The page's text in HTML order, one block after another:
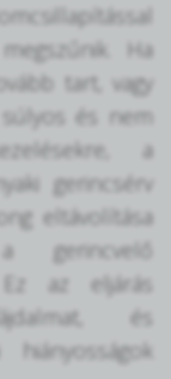
Ha
tart, vagy
és nem
a
gerincsérv
eltávolítása
Ez az eljárás
és